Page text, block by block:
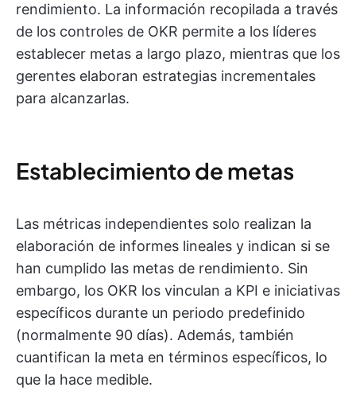
rendimiento. La información recopilada a través
de los controles de OKR permite a los líderes
establecer metas a largo plazo, mientras que los
gerentes elaboran estrategias incrementales
para alcanzarlas.
Establecimiento de metas
Las métricas independientes solo realizan la
elaboración de informes lineales y indican si se
han cumplido las metas de rendimiento. Sin
embargo, los OKR los vinculan a KPI e iniciativas
específicos durante un periodo predefinido
(normalmente 90 días). Además, también
cuantifican la meta en términos específicos, lo
que la hace medible.